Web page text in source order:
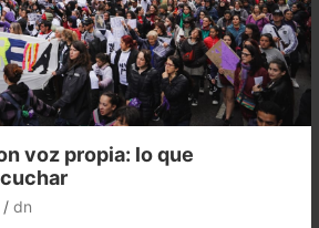
voz propia: lo que
dn